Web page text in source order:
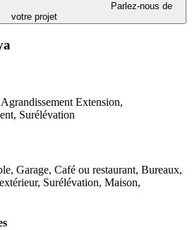
Parlez-nous de
votre projet
Extension,
Surélévation
Garage, Café ou restaurant, Bureaux,
Surélévation, Maison,